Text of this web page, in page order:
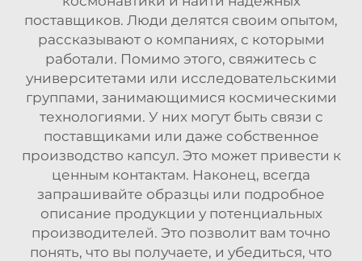
поставщиков. Люди делятся своим опытом,
рассказывают о компаниях, с которыми
работали. Помимо этого, свяжитесь с
университетами или исследовательскими
группами, занимающимися космическими
технологиями. У них могут быть связи с
поставщиками или даже собственное
производство капсул. Это может привести к
ценным контактам. Наконец, всегда
запрашивайте образцы или подробное
описание продукции у потенциальных
производителей. Это позволит вам точно
понять, что вы получаете, и убедиться, что